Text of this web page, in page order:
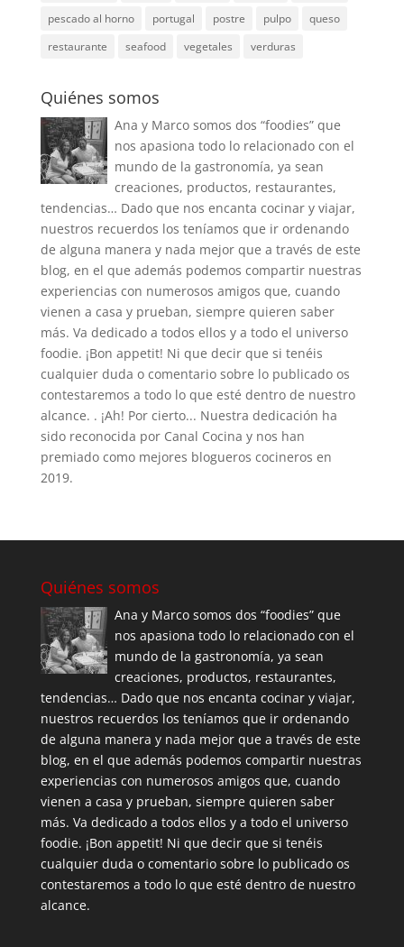
pescado al horno
portugal postre pulpo
queso
restaurante
seafood vegetales verduras
Quiénes somos
Ana y Marco somos dos “foodies” que
nos apasiona todo lo relacionado con el
mundo de la gastronomía, ya sean
creaciones, productos, restaurantes,
tendencias… Dado que nos encanta cocinar y viajar,
nuestros recuerdos los teníamos que ir ordenando
de alguna manera y nada mejor que a través de este
blog, en el que además podemos compartir nuestras
experiencias con numerosos amigos que, cuando
vienen a casa y prueban, siempre quieren saber
más. Va dedicado a todos ellos y a todo el universo
foodie. ¡Bon appetit! Ni que decir que si tenéis
cualquier duda o comentario sobre lo publicado os
contestaremos a todo lo que esté dentro de nuestro
alcance. . ¡Ah! Por cierto... Nuestra dedicación ha
sido reconocida por Canal Cocina y nos han
premiado como mejores blogueros cocineros en
2019.
Quiénes somos
Ana y Marco somos dos “foodies” que
nos apasiona todo lo relacionado con el
mundo de la gastronomía, ya sean
creaciones, productos, restaurantes,
tendencias… Dado que nos encanta cocinar y viajar,
nuestros recuerdos los teníamos que ir ordenando
de alguna manera y nada mejor que a través de este
blog, en el que además podemos compartir nuestras
experiencias con numerosos amigos que, cuando
vienen a casa y prueban, siempre quieren saber
más. Va dedicado a todos ellos y a todo el universo
foodie. ¡Bon appetit! Ni que decir que si tenéis
cualquier duda o comentario sobre lo publicado os
contestaremos a todo lo que esté dentro de nuestro
alcance.